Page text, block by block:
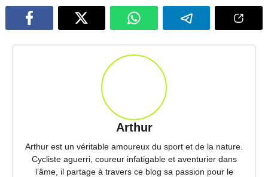
Arthur
Arthur est un véritable amoureux du sport et de la nature.
Cycliste aguerri, coureur infatigable et aventurier dans
l’âme, il partage à travers ce blog sa passion pour le